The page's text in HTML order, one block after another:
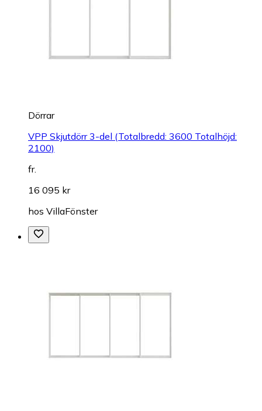
Dörrar
VPP Skjutdörr 3-del (Totalbredd: 3600 Totalhöjd:
2100)
fr.
16 095 kr
hos VillaFönster